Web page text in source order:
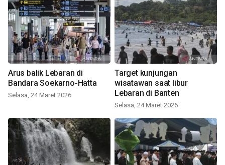
Arus balik Lebaran di
Bandara Soekarno-Hatta
Selasa, 24 Maret 2026
Target kunjungan
wisatawan saat libur
Lebaran di Banten
Selasa, 24 Maret 2026